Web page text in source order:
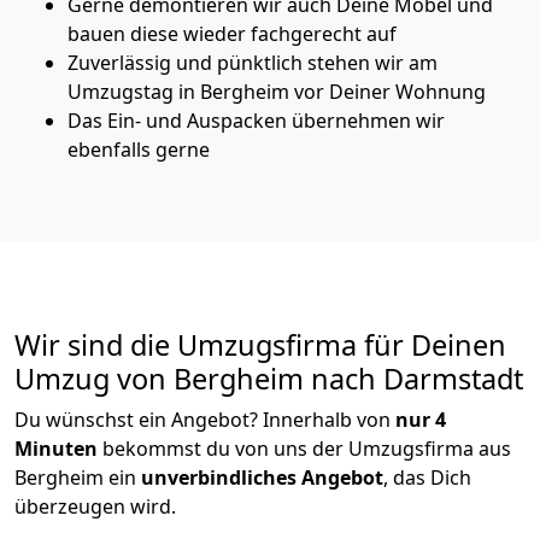
bauen diese wieder fachgerecht auf
Zuverlässig und pünktlich stehen wir am
Umzugstag in Bergheim vor Deiner Wohnung
Das Ein- und Auspacken übernehmen wir
ebenfalls gerne
Wir sind die Umzugsfirma für Deinen
Umzug von Bergheim nach Darmstadt
Du wünschst ein Angebot? Innerhalb von nur 4
Minuten bekommst du von uns der Umzugsfirma aus
Bergheim ein unverbindliches Angebot, das Dich
überzeugen wird.